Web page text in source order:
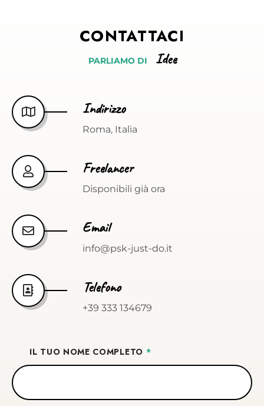
CONTATTACI
PARLIAMO DI Idee
Indirizzo
Roma, Italia
Freelancer
Disponibili già ora
Email
info@psk-just-do.it
Telefono
+39 333 134679
IL TUO NOME COMPLETO *